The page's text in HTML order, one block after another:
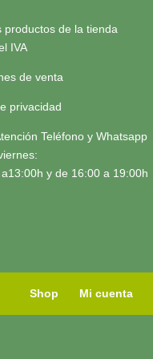
productos de la tienda
IVA
de venta
privacidad
Teléfono y Whatsapp
y de 16:00 a 19:00h
Shop Mi cuenta